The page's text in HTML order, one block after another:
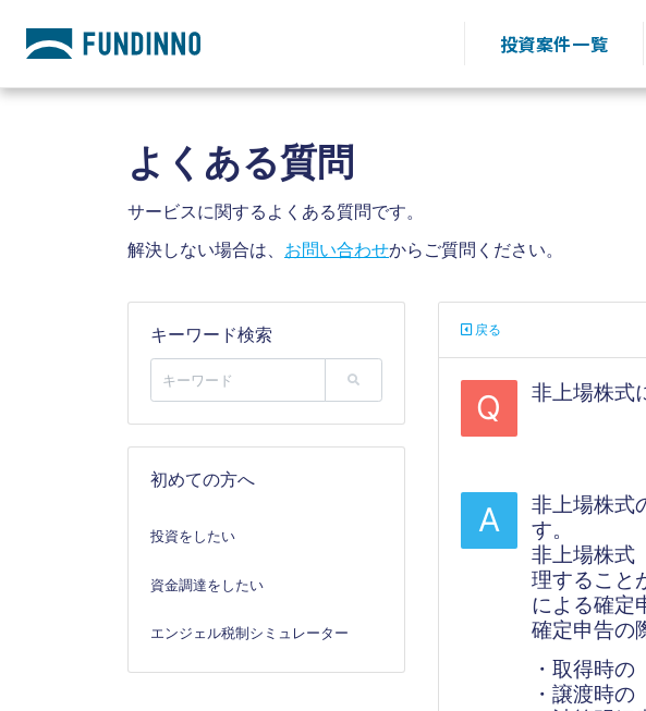
投資案件一覧
よくある質問
サービスに関するよくある質問です。
解決しない場合は、 お問い合わせからご質問ください。
キーワード検索
初めての方へ
投資をしたい
資金調達をしたい
エンジェル税制シミュレーター
戻る
Q 非上場株式
A
非上場株式
す。
非上場株式
理すること
による確定
確定申告の
・取得時
・譲渡時